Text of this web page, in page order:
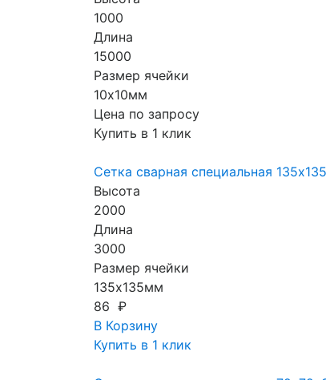
1000
Длина
15000
Размер ячейки
10х10мм
Цена по запросу
Купить в 1 клик
Сетка сварная специальная
Высота
2000
Длина
3000
Размер ячейки
135х135мм
86 ₽
В Корзину
Купить в 1 клик